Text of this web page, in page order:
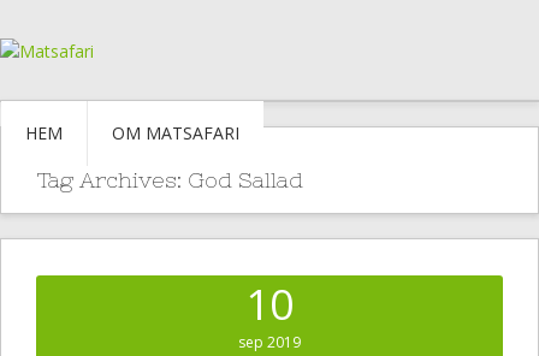
HEM OM MATSAFARI
Tag Archives: God Sallad
10
sep 2019